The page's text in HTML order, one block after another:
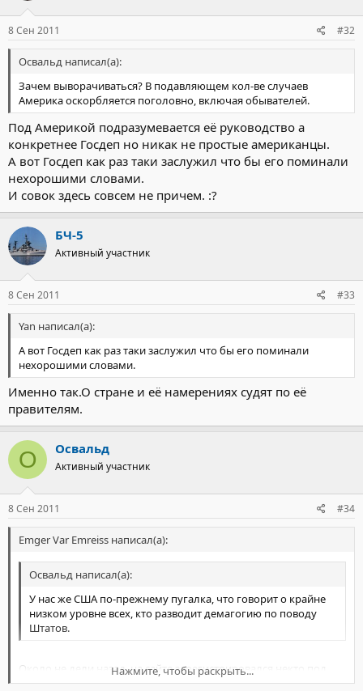
8 Сен 2011 #32
Освальд написал(а):
Зачем выворачиваться? В подавляющем кол-ве случаев
Америка оскорбляется поголовно, включая обывателей.
Под Америкой подразумевается её руководство а
конкретнее Госдеп но никак не простые американцы.
А вот Госдеп как раз таки заслужил что бы его поминали
нехорошими словами.
И совок здесь совсем не причем. :?
БЧ-5
Активный участник
8 Сен 2011 #33
Yan написал(а):
А вот Госдеп как раз таки заслужил что бы его поминали
нехорошими словами.
Именно так.О стране и её намерениях судят по её
правителям.
О Освальд
Активный участник
8 Сен 2011 #34
Emger Var Emreiss написал(а):
Освальд написал(а):
У нас же США по-прежнему пугалка, что говорит о крайне
низком уровне всех, кто разводит демагогию по поводу
Штатов.
Около не дели назад, на сайте зарегистрировался некто под
ником "ForeverMarine" Как выяснилось он из США. Сам он
Нажмите, чтобы раскрыть...